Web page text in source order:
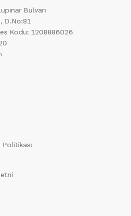
Bulvarı
D.No:81
Kodu: 1208886026
Politikası